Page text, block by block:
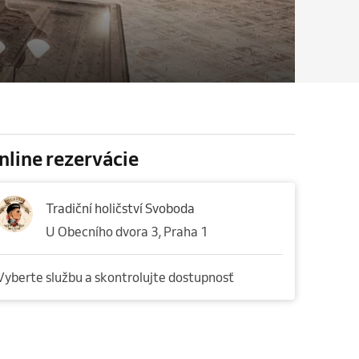
rezervácie
Tradiční holičství Svoboda
U Obecního dvora 3, Praha 1
službu a skontrolujte dostupnosť